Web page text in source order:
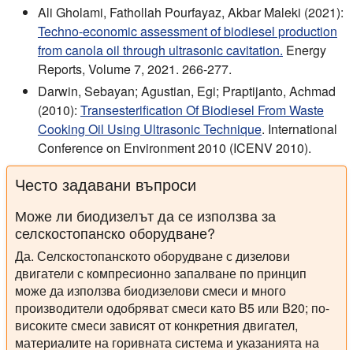
Ali Gholami, Fathollah Pourfayaz, Akbar Maleki (2021):
Techno-economic assessment of biodiesel production
from canola oil through ultrasonic cavitation. Energy
Reports, Volume 7, 2021. 266-277.
Darwin, Sebayan; Agustian, Egi; Praptijanto, Achmad
(2010): Transesterification Of Biodiesel From Waste
Cooking Oil Using Ultrasonic Technique. International
Conference on Environment 2010 (ICENV 2010).
Често задавани въпроси
Може ли биодизелът да се използва за
селскостопанско оборудване?
Да. Селскостопанското оборудване с дизелови
двигатели с компресионно запалване по принцип
може да използва биодизелови смеси и много
производители одобряват смеси като B5 или B20; по-
високите смеси зависят от конкретния двигател,
материалите на горивната система и указанията на